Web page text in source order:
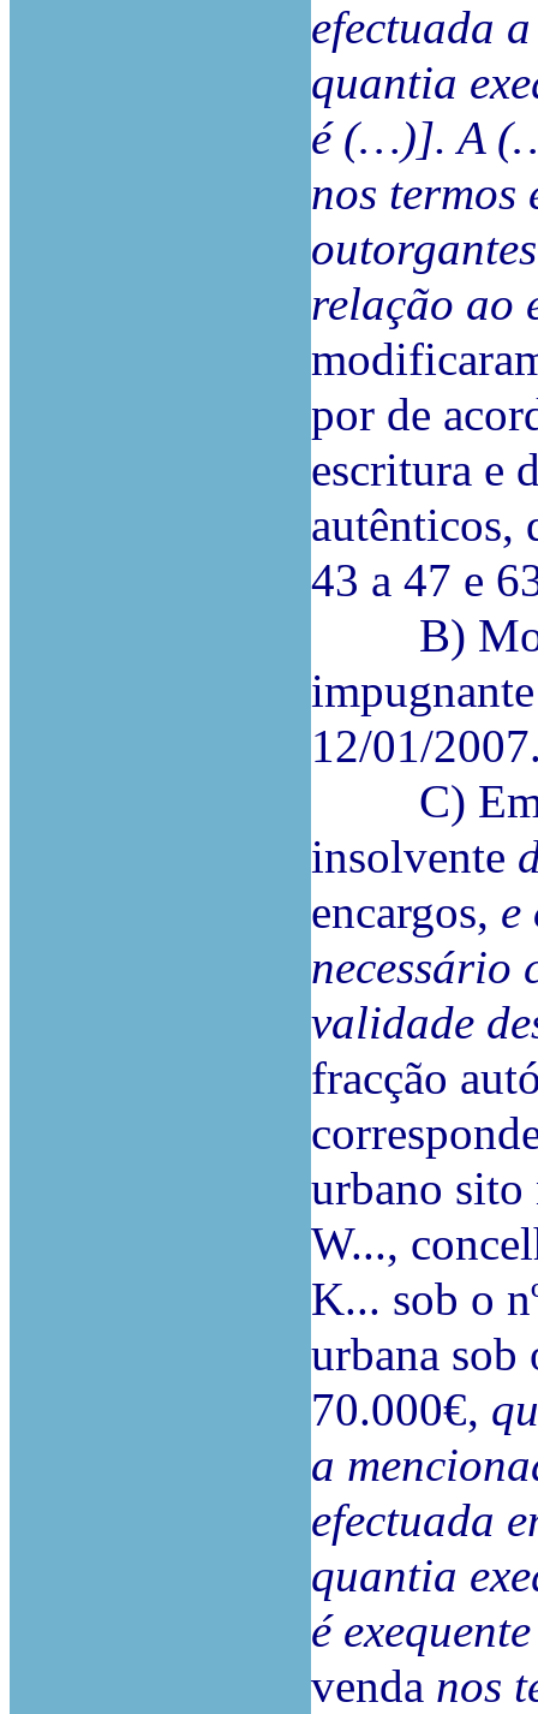
efectuada
quantia
é (…)]. A
nos
relação ao
por de
escritura e
autênticos,
43 a 47 e
B)
12/01/
C) Em
insolvente
encargos, e
necessário
validade
fracção
urbano sito
W...,
K... sob o
urbana sob
70.000€,
a
efectuada
quantia
é
venda nos